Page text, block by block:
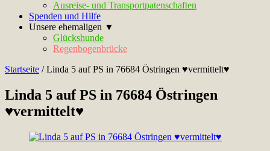
Ausreise- und Transportpatenschaften
Spenden und Hilfe
Unsere ehemaligen ▼
Glückshunde
Regenbogenbrücke
Startseite /Linda 5 auf PS in 76684 Östringen ♥vermittelt♥
Linda 5 auf PS in 76684 Östringen
♥vermittelt♥